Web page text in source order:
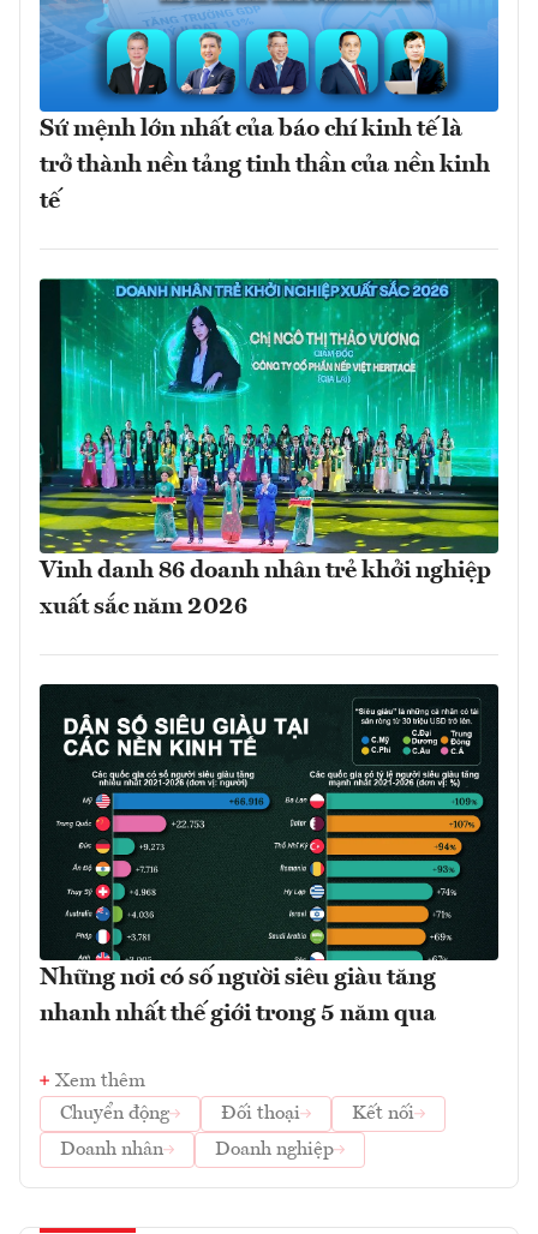
Sứ mệnh lớn nhất của báo chí kinh tế là
trở thành nền tảng tinh thần của nền kinh
tế
Vinh danh 86 doanh nhân trẻ khởi nghiệp
xuất sắc năm 2026
Những nơi có số người siêu giàu tăng
nhanh nhất thế giới trong 5 năm qua
Xem thêm
Chuyển động
Đối thoại
Kết nối
Doanh nhân
Doanh nghiệp